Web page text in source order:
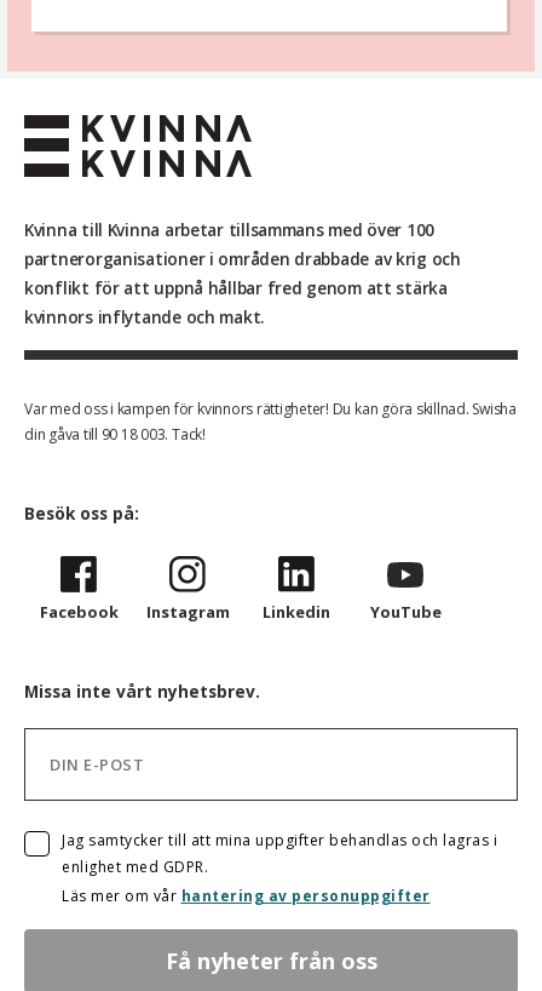
hon en av landets pionjärer i kampen mot
Kvinna till Kvinna arbetar tillsammans med över 100
partnerorganisationer i områden drabbade av krig och
konflikt för att uppnå hållbar fred genom att stärka
kvinnors inflytande och makt.
Var med oss i kampen för kvinnors rättigheter! Du kan göra skillnad. Swisha
din gåva till 90 18 003. Tack!
Besök oss på:
Facebook Instagram Linkedin YouTube
Missa inte vårt nyhetsbrev.
Jag samtycker till att mina uppgifter behandlas och lagras i
enlighet med GDPR.
Läs mer om vår hantering av personuppgifter